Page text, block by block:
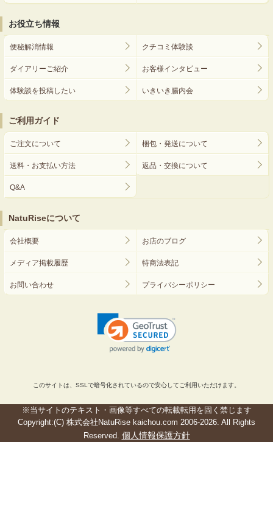
お役立ち情報
便秘解消情報 クチコミ体験談
ダイアリーご紹介 お客様インタビュー
体験談を投稿したい いきいき腸内会
ご利用ガイド
ご注文について 梱包・発送について
送料・お支払い方法 返品・交換について
Q&A
NatuRiseについて
会社概要 お店のブログ
メディア掲載履歴 特商法表記
お問い合わせ プライバシーポリシー
このサイトは、SSLで暗号化されているので安心してご利用いただけます。
※当サイトのテキスト・画像等すべての転載転用を固く禁じます
Copyright:(C) 株式会社NatuRise kaichou.com 2006-2026. All Rights
Reserved. 個人情報保護方針